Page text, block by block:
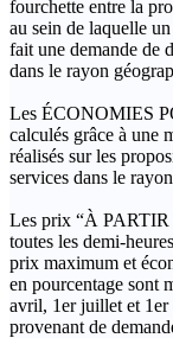
fourchette entre la
au sein de laquelle
fait une demande de
dans le rayon
Les ÉCONOMIES
calculés grâce à une
réalisés sur les
services dans le
Les prix “À
toutes les demi-
prix maximum et
en pourcentage sont
avril, 1er juillet et 1er
provenant de